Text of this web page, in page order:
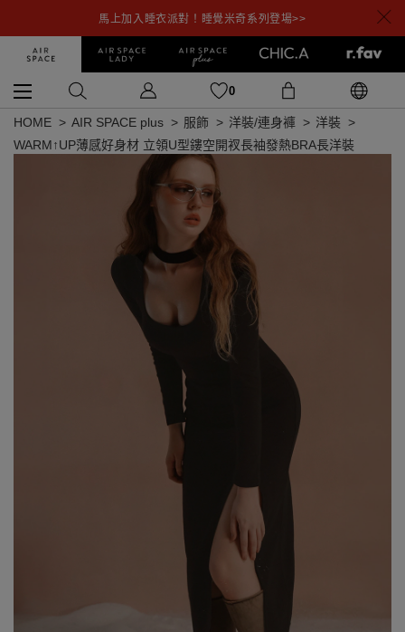
馬上加入睡衣派對！睡覺米奇系列登場>>
0
HOME AIR SPACE plus 服飾 洋裝/連身褲
洋裝
WARM↑UP薄感好身材 立領U型鏤空開衩長袖發熱BRA長洋裝